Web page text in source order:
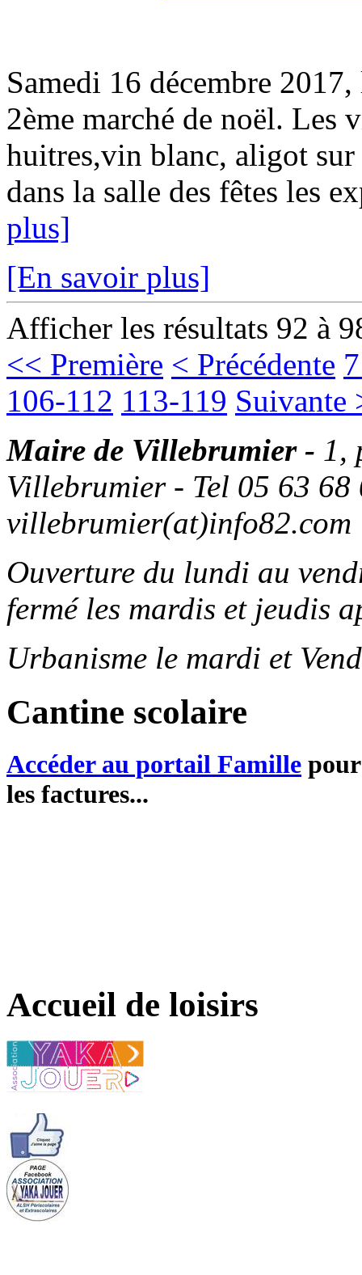
Samedi 16 décembre
2ème marché de noël. Les
huitres,vin blanc, aligot
dans la salle des fêtes les
plus]
[En savoir plus]
Afficher les résultats 92 à
<< Première < Précédente
106-112 113-119 Suivante
Maire de Villebrumier - 1,
Villebrumier - Tel 05 63
villebrumier(at)info82.com
Ouverture du lundi au
fermé les mardis et jeudis
Urbanisme le mardi et
Cantine scolaire
Accéder au portail Famille
les factures...
Accueil de loisirs